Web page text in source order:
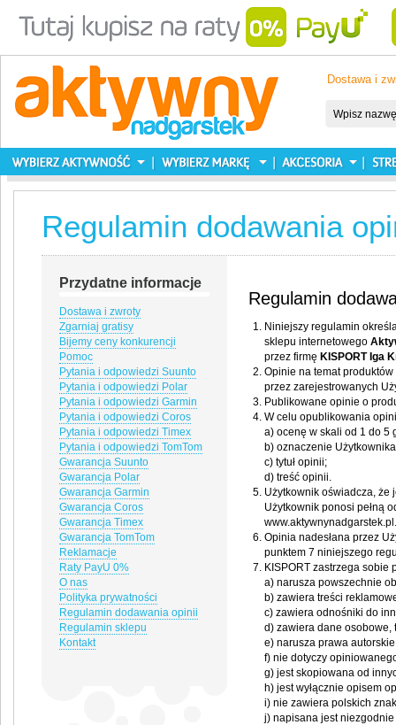
Dostawa i
Regulamin dodawania
Regulamin
Niniejszy regulamin
sklepu internetowego
przez firmę KISPORT Iga
Opinie na temat
przez zarejestrowanych
Publikowane opinie o
W celu opublikowania
a) ocenę w skali od 1 do 5
b) oznaczenie
c) tytuł opinii;
d) treść opinii.
Użytkownik oświadcza, że
Użytkownik ponosi pełną
www.aktywnynadgarstek.pl.
Opinia nadesłana przez
punktem 7 niniejszego
KISPORT zastrzega sobie
a) narusza powszechnie
b) zawiera treści
c) zawiera odnośniki do
d) zawiera dane
e) narusza prawa
f) nie dotyczy
g) jest skopiowana od
h) jest wyłącznie opisem
i) nie zawiera polskich
j) napisana jest
Przydatne informacje
Dostawa i zwroty
Zgarniaj gratisy
Bijemy ceny konkurencji
Pomoc
Pytania i odpowiedzi Suunto
Pytania i odpowiedzi Polar
Pytania i odpowiedzi Garmin
Pytania i odpowiedzi Coros
Pytania i odpowiedzi Timex
Pytania i odpowiedzi TomTom
Gwarancja Suunto
Gwarancja Polar
Gwarancja Garmin
Gwarancja Coros
Gwarancja Timex
Gwarancja TomTom
Reklamacje
Raty PayU 0%
O nas
Polityka prywatności
Regulamin dodawania opinii
Regulamin sklepu
Kontakt